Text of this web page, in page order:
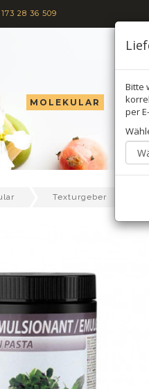
28 36 509
MOLEKULAR
Texturgeber
Bitte
per